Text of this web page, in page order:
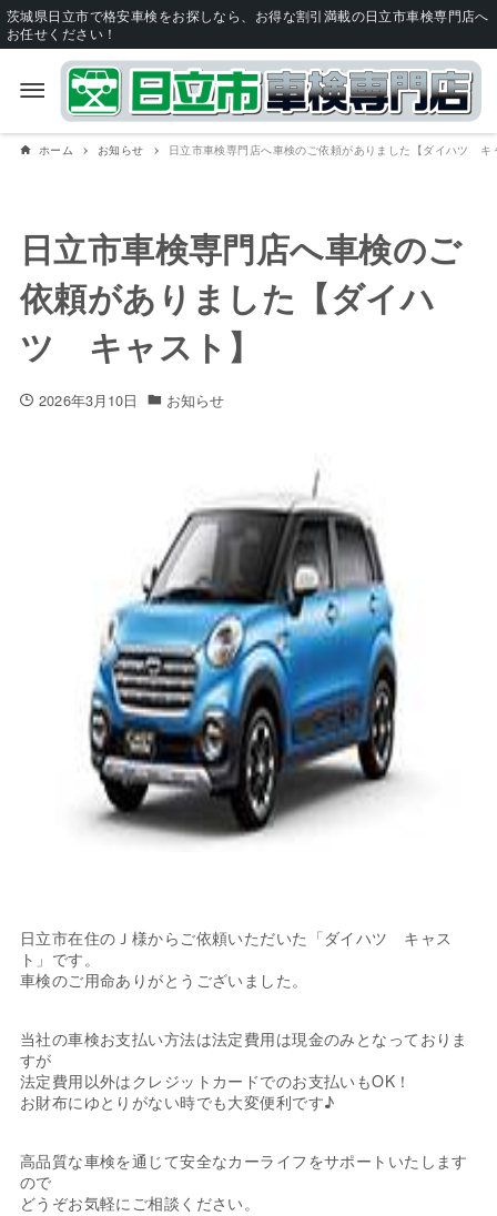
茨城県日立市で格安車検をお探しなら、お得な割引満載の日立市車検専門店へ
お任せください！
ホーム お知らせ 日立市車検専門店へ車検のご依頼がありました【ダイハツ キ
日立市車検専門店へ車検のご
依頼がありました【ダイハ
ツ キャスト】
2026年3月10日 お知らせ
日立市在住のＪ様からご依頼いただいた「ダイハツ キャス
ト」です。
車検のご用命ありがとうございました。
当社の車検お支払い方法は法定費用は現金のみとなっておりま
すが
法定費用以外はクレジットカードでのお支払いもOK！
お財布にゆとりがない時でも大変便利です♪
高品質な車検を通じて安全なカーライフをサポートいたします
ので
どうぞお気軽にご相談ください。